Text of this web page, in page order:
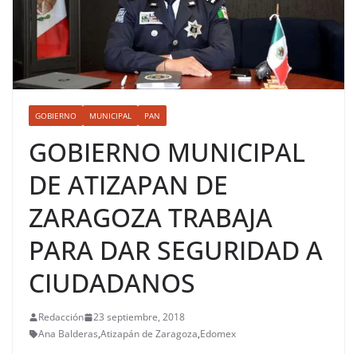
GOBIERNO MUNICIPAL PAN
GOBIERNO MUNICIPAL
DE ATIZAPAN DE
ZARAGOZA TRABAJA
PARA DAR SEGURIDAD A
CIUDADANOS
Redacción
23 septiembre, 2018
Ana Balderas,Atizapán de Zaragoza,Edomex